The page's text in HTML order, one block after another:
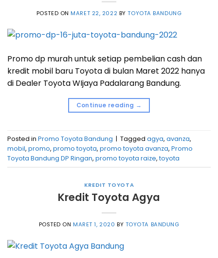
POSTED ONMARET 22, 2022 BYTOYOTA BANDUNG
Promo dp murah untuk setiap pembelian cash dan
kredit mobil baru Toyota di bulan Maret 2022 hanya
di Dealer Toyota WIjaya Padalarang Bandung.
Continue reading →
Posted in Promo Toyota Bandung | Tagged agya, avanza,
mobil, promo, promo toyota, promo toyota avanza, Promo
Toyota Bandung DP Ringan, promo toyota raize, toyota
KREDIT TOYOTA
Kredit Toyota Agya
POSTED ONMARET 1, 2020 BY TOYOTA BANDUNG